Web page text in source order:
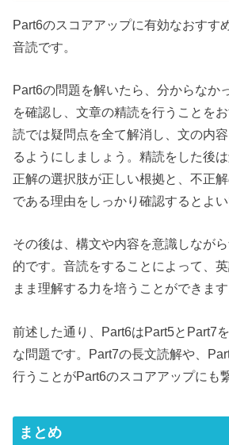
Part6のスコアアップに有効なおすす
音読です。
Part6の問題を解いたら、分からなか
を確認し、文章の精読を行うことを
読では疑問点を全て解消し、文の内
るようにしましょう。精読をした後は
正解の選択肢が正しい根拠と、不正
である理由をしっかり確認するとよい
その後は、構文や内容を意識しなが
的です。音読をすることによって、
まま理解する力を培うことができます
前述した通り、Part6はPart5とPart7
な問題です。Part7の長文読解や、
行うことがPart6のスコアアップにも
まとめ